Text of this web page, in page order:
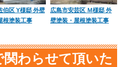
伯区 Y様邸 外壁
根塗装工事
広島市安芸区 Ｍ様邸 外
壁塗装・屋根塗装工事
関わらせて頂いた